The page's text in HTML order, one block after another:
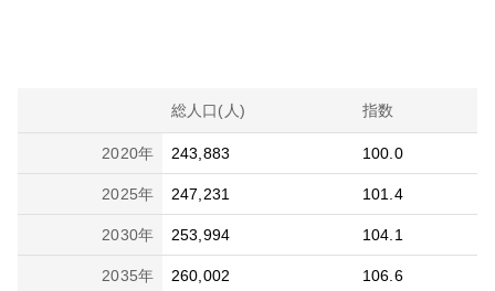
総人口(人) 指数
2020年 243,883 100.0
2025年 247,231 101.4
2030年 253,994 104.1
2035年 260,002 106.6